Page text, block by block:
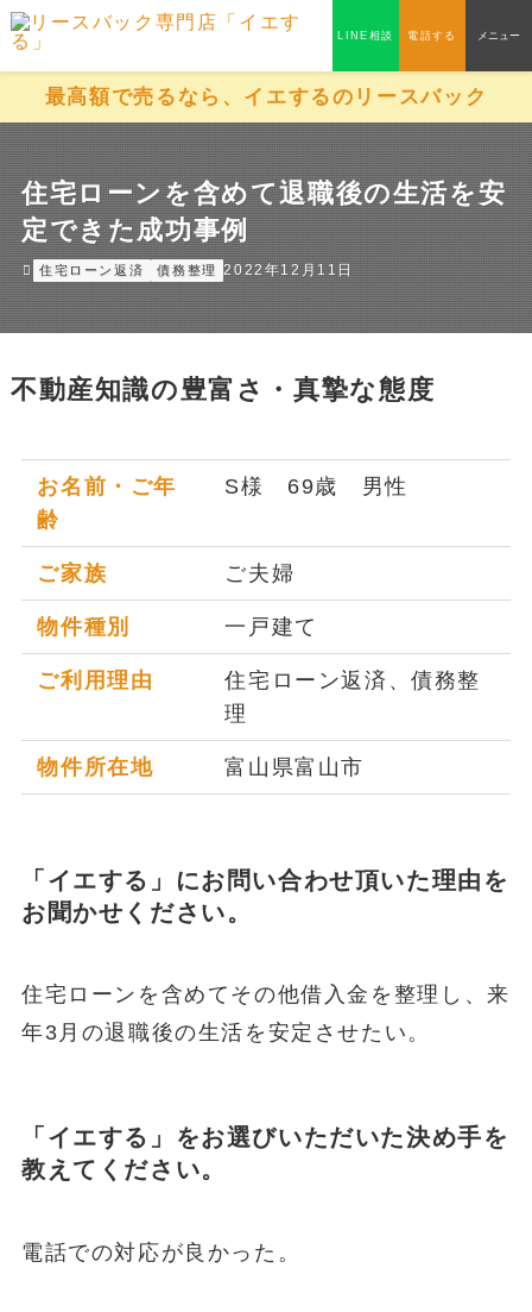
LINE相談 電話する メニュー
最高額で売るなら、イエするのリースバック
住宅ローンを含めて退職後の生活を安
定できた成功事例
住宅ローン返済 債務整理 2022年12月11日
不動産知識の豊富さ・真摯な態度
お名前・ご年
齢
S様 69歳 男性
ご家族 ご夫婦
物件種別 一戸建て
ご利用理由
住宅ローン返済、債務整
理
物件所在地 富山県富山市
「イエする」にお問い合わせ頂いた理由を
お聞かせください。
住宅ローンを含めてその他借入金を整理し、来
年3月の退職後の生活を安定させたい。
「イエする」をお選びいただいた決め手を
教えてください。
電話での対応が良かった。